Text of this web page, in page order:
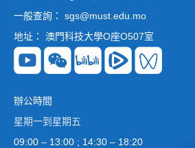
一般查詢： sgs@must.edu.mo
地址： 澳門科技大學O座O507室
辦公時間
星期一到星期五
09:00 – 13:00 ; 14:30 – 18:20